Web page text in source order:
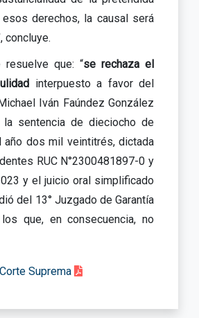
esos derechos, la causal será
concluye.
que: “se rechaza el
interpuesto a favor del
Iván Faúndez González
sentencia de dieciocho de
año dos mil veintitrés, dictada
RUC N°2300481897-0 y
y el juicio oral simplificado
del 13° Juzgado de Garantía
que, en consecuencia, no
Suprema